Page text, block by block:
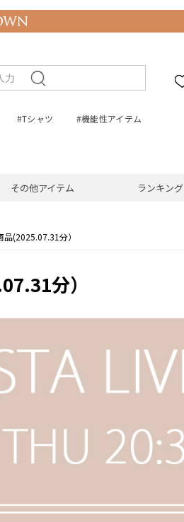
#Tシャツ #機能性アイテム
その他アイテム ランキング
(2025.07.31分）
分）